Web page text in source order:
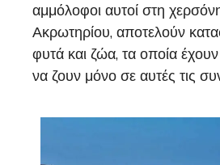
αμμόλοφοι αυτοί στη
Ακρωτηρίου, αποτελούν
φυτά και ζώα, τα οποία
να ζουν μόνο σε αυτές τις